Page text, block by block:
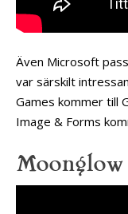
Även Microsoft
var särskilt
Games kommer till
Image & Forms
Moonglow